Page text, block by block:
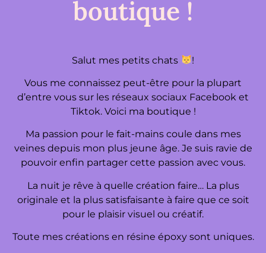
boutique !
Salut mes petits chats !
Vous me connaissez peut-être pour la plupart
d’entre vous sur les réseaux sociaux Facebook et
Tiktok. Voici ma boutique !
Ma passion pour le fait-mains coule dans mes
veines depuis mon plus jeune âge. Je suis ravie de
pouvoir enfin partager cette passion avec vous.
La nuit je rêve à quelle création faire… La plus
originale et la plus satisfaisante à faire que ce soit
pour le plaisir visuel ou créatif.
Toute mes créations en résine époxy sont uniques.